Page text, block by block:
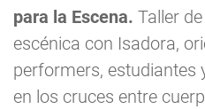
para la Escena. Taller
escénica con Isadora,
performers, estudiantes
en los cruces entre